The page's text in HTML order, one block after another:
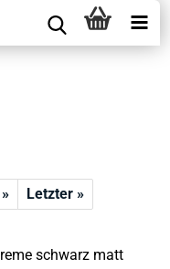
Letzter »
schwarz matt